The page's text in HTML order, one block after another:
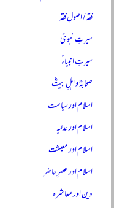
فقہ / اصولِ فقہ
سیرتِ نبویؐ
سیرتِ انبیاءؑ
صحابہؓ و اہلِ بیتؓ
اسلام اور سیاست
اسلام اور عدلیہ
اسلام اور معیشت
اسلام اور عصرِ حاضر
دین اور معاشرہ